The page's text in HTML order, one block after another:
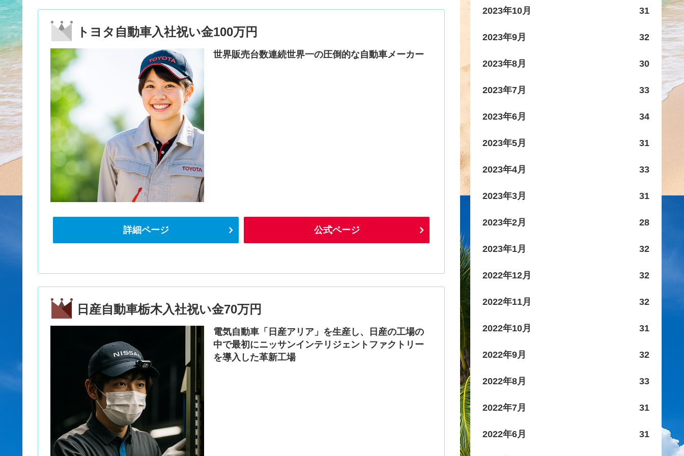
トヨタ自動車入社祝い金100万円
世界販売台数連続世界一の圧倒的な自動車メーカー
詳細ページ 公式ページ
日産自動車栃木入社祝い金70万円
電気自動車「日産アリア」を生産し、日産の工場の
中で最初にニッサンインテリジェントファクトリー
を導入した革新工場
2023年10月 31
2023年9月 32
2023年8月 30
2023年7月 33
2023年6月 34
2023年5月 31
2023年4月 33
2023年3月 31
2023年2月 28
2023年1月 32
2022年12月 32
2022年11月 32
2022年10月 31
2022年9月 32
2022年8月 33
2022年7月 31
2022年6月 31